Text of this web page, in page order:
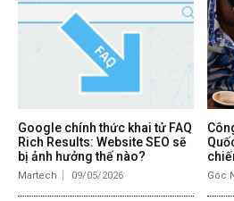
Google chính thức khai tử FAQ
Rich Results: Website SEO sẽ
bị ảnh hưởng thế nào?
Martech 09/05/2026 Góc